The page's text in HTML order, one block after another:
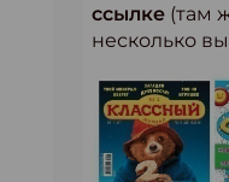
ссылке (там
несколько